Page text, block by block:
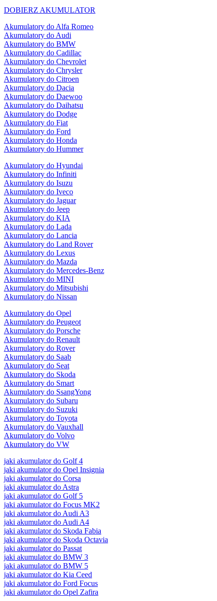
DOBIERZ AKUMULATOR
Akumulatory do Alfa Romeo
Akumulatory do Audi
Akumulatory do BMW
Akumulatory do Cadillac
Akumulatory do Chevrolet
Akumulatory do Chrysler
Akumulatory do Citroen
Akumulatory do Dacia
Akumulatory do Daewoo
Akumulatory do Daihatsu
Akumulatory do Dodge
Akumulatory do Fiat
Akumulatory do Ford
Akumulatory do Honda
Akumulatory do Hummer
Akumulatory do Hyundai
Akumulatory do Infiniti
Akumulatory do Isuzu
Akumulatory do Iveco
Akumulatory do Jaguar
Akumulatory do Jeep
Akumulatory do KIA
Akumulatory do Lada
Akumulatory do Lancia
Akumulatory do Land Rover
Akumulatory do Lexus
Akumulatory do Mazda
Akumulatory do Mercedes-Benz
Akumulatory do MINI
Akumulatory do Mitsubishi
Akumulatory do Nissan
Akumulatory do Opel
Akumulatory do Peugeot
Akumulatory do Porsche
Akumulatory do Renault
Akumulatory do Rover
Akumulatory do Saab
Akumulatory do Seat
Akumulatory do Skoda
Akumulatory do Smart
Akumulatory do SsangYong
Akumulatory do Subaru
Akumulatory do Suzuki
Akumulatory do Toyota
Akumulatory do Vauxhall
Akumulatory do Volvo
Akumulatory do VW
jaki akumulator do Golf 4
jaki akumulator do Opel Insignia
jaki akumulator do Corsa
jaki akumulator do Astra
jaki akumulator do Golf 5
jaki akumulator do Focus MK2
jaki akumulator do Audi A3
jaki akumulator do Audi A4
jaki akumulator do Skoda Fabia
jaki akumulator do Skoda Octavia
jaki akumulator do Passat
jaki akumulator do BMW 3
jaki akumulator do BMW 5
jaki akumulator do Kia Ceed
jaki akumulator do Ford Focus
jaki akumulator do Opel Zafira